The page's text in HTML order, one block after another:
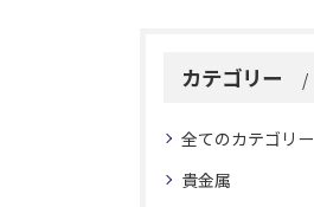
カテゴリー
全てのカテゴリー
貴金属